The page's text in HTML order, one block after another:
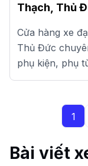
Thạch, Thủ
Cửa hàng xe
Thủ Đức
phụ kiện, phụ
tại đây.
1
Bài viết